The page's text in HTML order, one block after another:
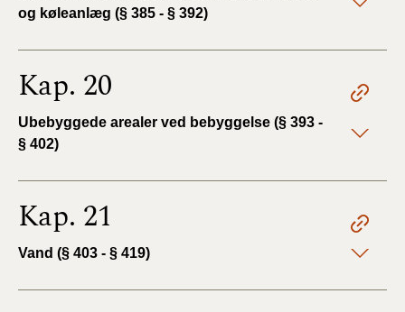
og køleanlæg (§ 385 - § 392)
Kap. 20
Ubebyggede arealer ved bebyggelse (§ 393 -
§ 402)
Kap. 21
Vand (§ 403 - § 419)